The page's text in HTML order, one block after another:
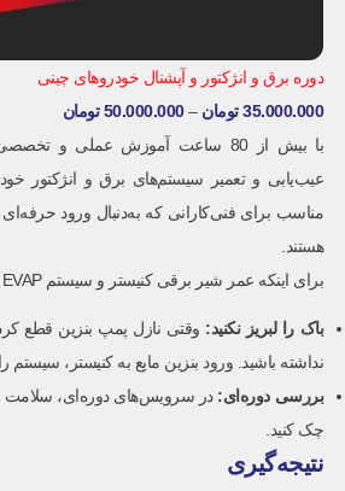
دوره برق و انژکتور و آپشنال خودروهای چینی
35.000.000 تومان –
50.000.000 تومان
با بیش از 80 ساعت آموزش عملی و
عیب‌یابی و تعمیر سیستم‌های برق و انژکتور
مناسب برای فنی‌کارانی که به‌دنبال ورود حرفه‌ای
هستند.
برای اینکه عمر شیر برقی کنیستر و سیستم EVAP افزایش یابد:
باک را لبریز نکنید: وقتی نازل پمپ بنزین قطع
نداشته باشید. ورود بنزین مایع به کنیستر، سیستم
بررسی دوره‌ای: در سرویس‌های دوره‌ای، سلامت
چک کنید.
نتیجه‌گیری